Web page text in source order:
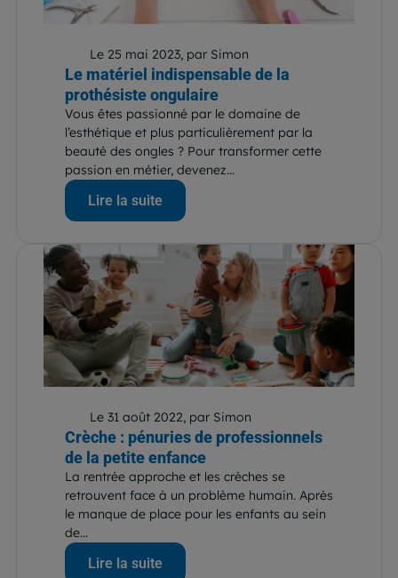
Le 25 mai 2023, par Simon
Le matériel indispensable de la
prothésiste ongulaire
Vous êtes passionné par le domaine de
l’esthétique et plus particulièrement par la
beauté des ongles ? Pour transformer cette
passion en métier, devenez...
Lire la suite
Le 31 août 2022, par Simon
Crèche : pénuries de professionnels
de la petite enfance
La rentrée approche et les crèches se
retrouvent face à un problème humain. Après
le manque de place pour les enfants au sein
de...
Lire la suite